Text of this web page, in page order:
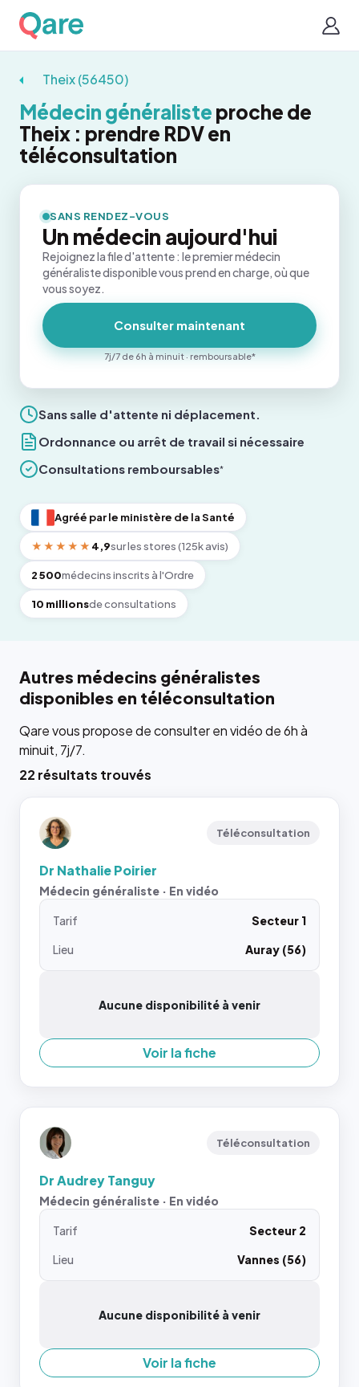
Theix (56450)
Médecin généraliste proche de
Theix : prendre RDV en
téléconsultation
Sans salle d'attente ni déplacement.
Ordonnance ou arrêt de travail si nécessaire
Consultations remboursables*
Agréé par le ministère de la Santé
★★★★★ 4,9sur les stores (125k avis)
2 500médecins inscrits à l'Ordre
10 millionsde consultations
SANS RENDEZ-VOUS
Un médecin aujourd'hui
Rejoignez la file d'attente : le premier médecin
généraliste disponible vous prend en charge, où que
vous soyez.
Consulter maintenant
7j/7 de 6h à minuit · remboursable*
Autres médecins généralistes
disponibles en téléconsultation
Qare vous propose de consulter en vidéo de 6h à
minuit, 7j/7.
22 résultats trouvés
Téléconsultation
Dr Nathalie Poirier
Médecin généraliste · En vidéo
Tarif
Secteur 1
Lieu
Auray (56)
Aucune disponibilité à venir
Voir la fiche
Téléconsultation
Dr Audrey Tanguy
Médecin généraliste · En vidéo
Tarif
Secteur 2
Lieu
Vannes (56)
Aucune disponibilité à venir
Voir la fiche